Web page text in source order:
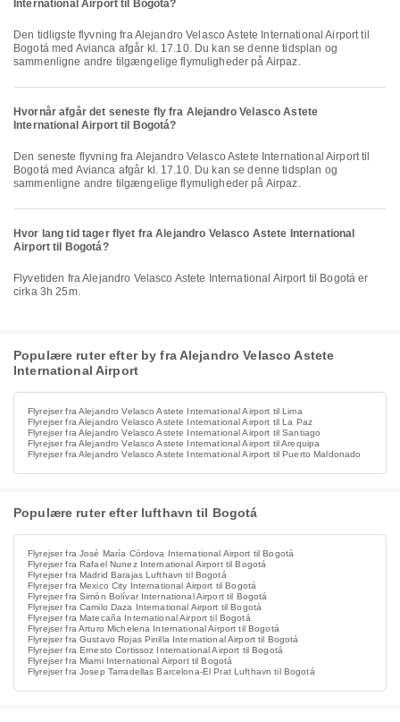
International Airport til Bogotá?
Den tidligste flyvning fra Alejandro Velasco Astete International Airport til
Bogotá med Avianca afgår kl. 17.10. Du kan se denne tidsplan og
sammenligne andre tilgængelige flymuligheder på Airpaz.
Hvornår afgår det seneste fly fra Alejandro Velasco Astete
International Airport til Bogotá?
Den seneste flyvning fra Alejandro Velasco Astete International Airport til
Bogotá med Avianca afgår kl. 17.10. Du kan se denne tidsplan og
sammenligne andre tilgængelige flymuligheder på Airpaz.
Hvor lang tid tager flyet fra Alejandro Velasco Astete International
Airport til Bogotá?
Flyvetiden fra Alejandro Velasco Astete International Airport til Bogotá er
cirka 3h 25m.
Populære ruter efter by fra Alejandro Velasco Astete
International Airport
Flyrejser fra Alejandro Velasco Astete International Airport til Lima
Flyrejser fra Alejandro Velasco Astete International Airport til La Paz
Flyrejser fra Alejandro Velasco Astete International Airport til Santiago
Flyrejser fra Alejandro Velasco Astete International Airport til Arequipa
Flyrejser fra Alejandro Velasco Astete International Airport til Puerto Maldonado
Populære ruter efter lufthavn til Bogotá
Flyrejser fra José María Córdova International Airport til Bogotá
Flyrejser fra Rafael Nunez International Airport til Bogotá
Flyrejser fra Madrid Barajas Lufthavn til Bogotá
Flyrejser fra Mexico City International Airport til Bogotá
Flyrejser fra Simón Bolívar International Airport til Bogotá
Flyrejser fra Camilo Daza International Airport til Bogotá
Flyrejser fra Matecaña International Airport til Bogotá
Flyrejser fra Arturo Michelena International Airport til Bogotá
Flyrejser fra Gustavo Rojas Pinilla International Airport til Bogotá
Flyrejser fra Ernesto Cortissoz International Airport til Bogotá
Flyrejser fra Miami International Airport til Bogotá
Flyrejser fra Josep Tarradellas Barcelona-El Prat Lufthavn til Bogotá